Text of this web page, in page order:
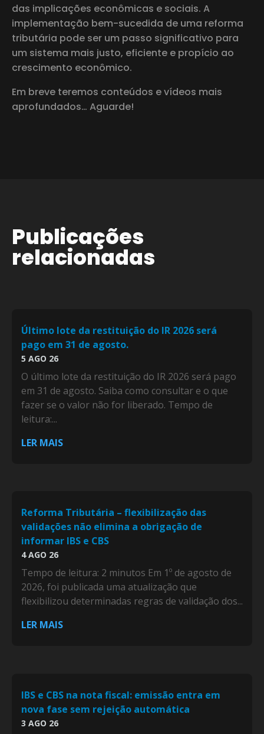
das implicações econômicas e sociais. A
implementação bem-sucedida de uma reforma
tributária pode ser um passo significativo para
um sistema mais justo, eficiente e propício ao
crescimento econômico.
Em breve teremos conteúdos e vídeos mais
aprofundados… Aguarde!
Publicações
relacionadas
Último lote da restituição do IR 2026 será
pago em 31 de agosto.
5 AGO 26
O último lote da restituição do IR 2026 será pago
em 31 de agosto. Saiba como consultar e o que
fazer se o valor não for liberado. Tempo de
leitura:...
LER MAIS
Reforma Tributária – flexibilização das
validações não elimina a obrigação de
informar IBS e CBS
4 AGO 26
Tempo de leitura: 2 minutos Em 1º de agosto de
2026, foi publicada uma atualização que
flexibilizou determinadas regras de validação dos...
LER MAIS
IBS e CBS na nota fiscal: emissão entra em
nova fase sem rejeição automática
3 AGO 26